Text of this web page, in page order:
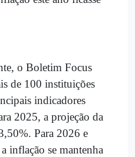
o Boletim Focus
de 100 instituições
indicadores
2025, a projeção da
Para 2026 e
inflação se mantenha